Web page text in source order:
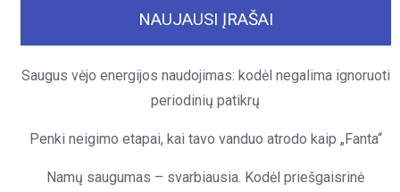
NAUJAUSI ĮRAŠAI
Saugus vėjo energijos naudojimas: kodėl negalima ignoruoti
periodinių patikrų
Penki neigimo etapai, kai tavo vanduo atrodo kaip „Fanta“
Namų saugumas – svarbiausia. Kodėl priešgaisrinė